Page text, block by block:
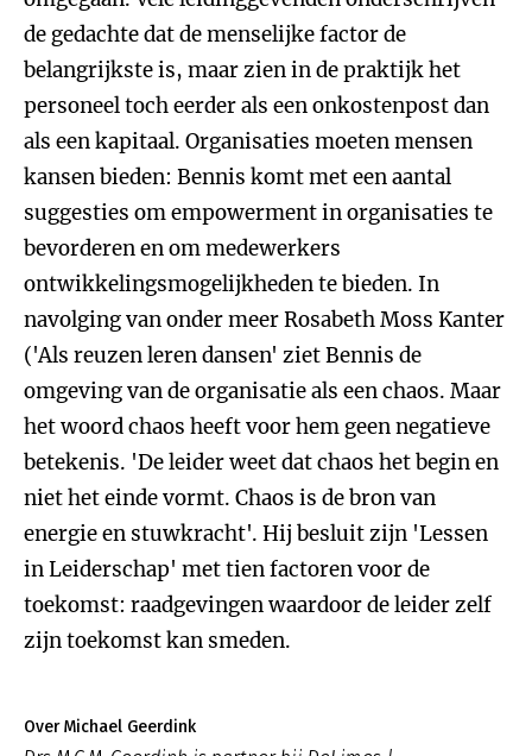
de gedachte dat de menselijke factor de
belangrijkste is, maar zien in de praktijk het
personeel toch eerder als een onkostenpost dan
als een kapitaal. Organisaties moeten mensen
kansen bieden: Bennis komt met een aantal
suggesties om empowerment in organisaties te
bevorderen en om medewerkers
ontwikkelingsmogelijkheden te bieden. In
navolging van onder meer Rosabeth Moss Kanter
('Als reuzen leren dansen' ziet Bennis de
omgeving van de organisatie als een chaos. Maar
het woord chaos heeft voor hem geen negatieve
betekenis. 'De leider weet dat chaos het begin en
niet het einde vormt. Chaos is de bron van
energie en stuwkracht'. Hij besluit zijn 'Lessen
in Leiderschap' met tien factoren voor de
toekomst: raadgevingen waardoor de leider zelf
zijn toekomst kan smeden.
Over Michael Geerdink